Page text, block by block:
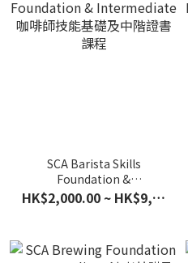
SCA Barista Skills
Foundation &
Intermediate 咖啡師技能基
礎及中階證書課程
HK$2,000.00 ~ HK$9,200.00